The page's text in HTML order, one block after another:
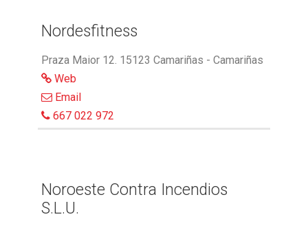
Nordesfitness
Praza Maior 12. 15123 Camariñas - Camariñas
Web
Email
667 022 972
Noroeste Contra Incendios
S.L.U.